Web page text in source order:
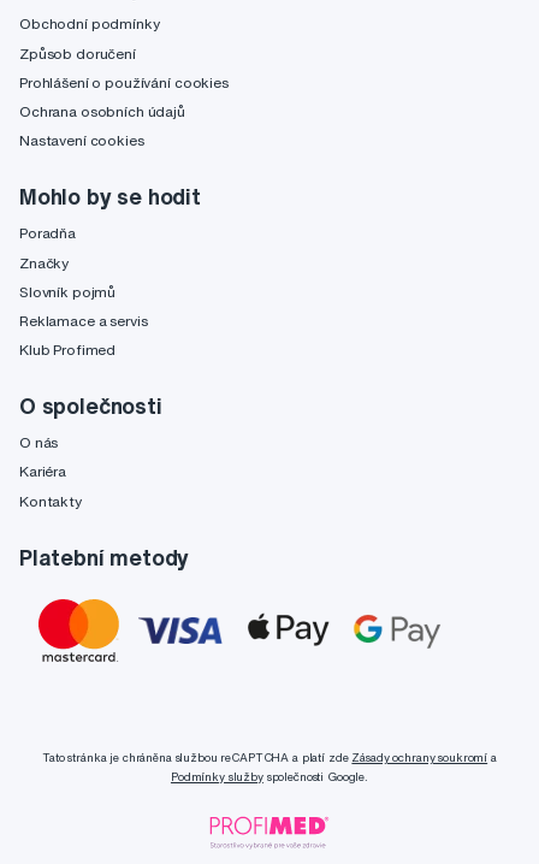
Obchodní podmínky
Způsob doručení
Prohlášení o používání cookies
Ochrana osobních údajů
Nastavení cookies
Mohlo by se hodit
Poradňa
Značky
Slovník pojmů
Reklamace a servis
Klub Profimed
O společnosti
O nás
Kariéra
Kontakty
Platební metody
Tato stránka je chráněna službou reCAPTCHA a platí zde Zásady ochrany soukromí a
Podmínky službyspolečnosti Google.